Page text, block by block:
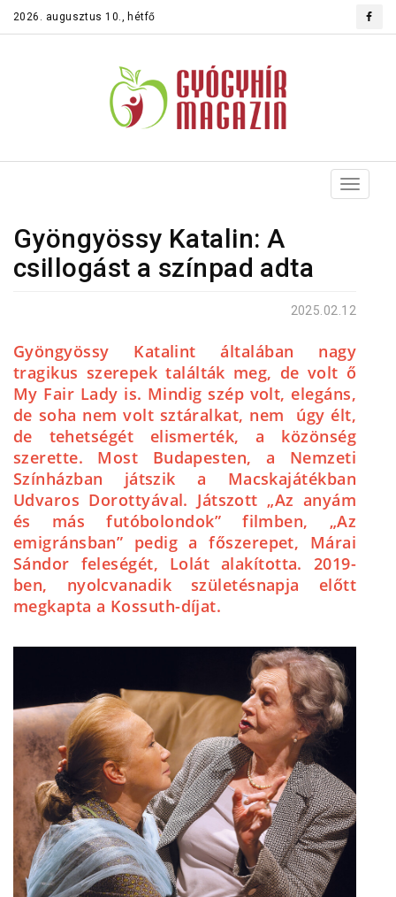
2026. augusztus 10., hétfő
Toggle
Gyöngyössy Katalin: A
csillogást a színpad adta
2025.02.12
Gyöngyössy Katalint általában nagy
tragikus szerepek találták meg, de volt ő
My Fair Lady is. Mindig szép volt, elegáns,
de soha nem volt sztáralkat, nem úgy élt,
de tehetségét elismerték, a közönség
szerette. Most Budapesten, a Nemzeti
Színházban játszik a Macskajátékban
Udvaros Dorottyával. Játszott „Az anyám
és más futóbolondok” filmben, „Az
emigránsban” pedig a főszerepet, Márai
Sándor feleségét, Lolát alakította. 2019-
ben, nyolcvanadik születésnapja előtt
megkapta a Kossuth-díjat.